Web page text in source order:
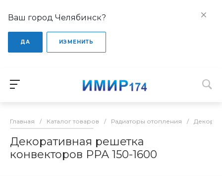
Ваш город Челябинск?
ДА ИЗМЕНИТЬ
Главная / Каталог товаров / Радиаторы отопления /
Декоративная решетка
конвекторов РРА 150-1600